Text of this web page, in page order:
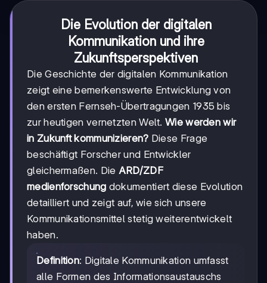
Die Evolution der digitalen
Kommunikation und ihre
Zukunftsperspektiven
Die Geschichte der digitalen Kommunikation
zeigt eine bemerkenswerte Entwicklung von
den ersten Fernseh-Übertragungen 1935 bis
zur heutigen vernetzten Welt.Wie werden wir
in Zukunft kommunizieren? Diese Frage
beschäftigt Forscher und Entwickler
gleichermaßen. Die ARD/ZDF
medienforschung dokumentiert diese Evolution
detailliert und zeigt auf, wie sich unsere
Kommunikationsmittel stetig weiterentwickelt
haben.
Definition: Digitale Kommunikation umfasst
alle Formen des Informationsaustauschs